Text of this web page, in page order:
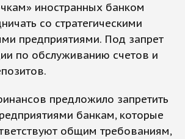
иностранных банком
со стратегическими
предприятиями. Под запрет
по обслуживанию счетов и
предложило запретить
банкам, которые
общим требованиям,